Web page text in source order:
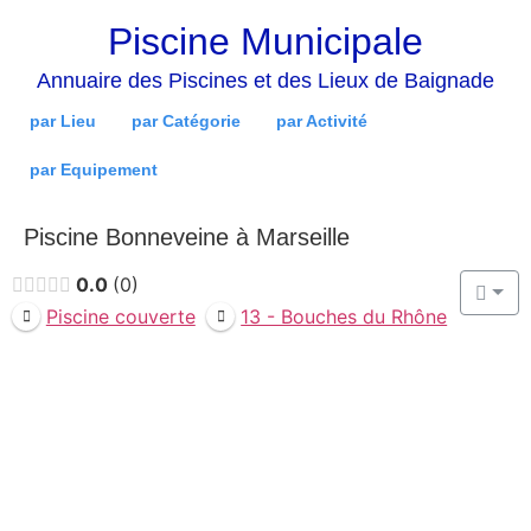
Piscine Municipale
Annuaire des Piscines et des Lieux de Baignade
par Lieu par Catégorie par Activité
par Equipement
Piscine Bonneveine à Marseille
0.0 0
Piscine couverte
13 - Bouches du Rhône